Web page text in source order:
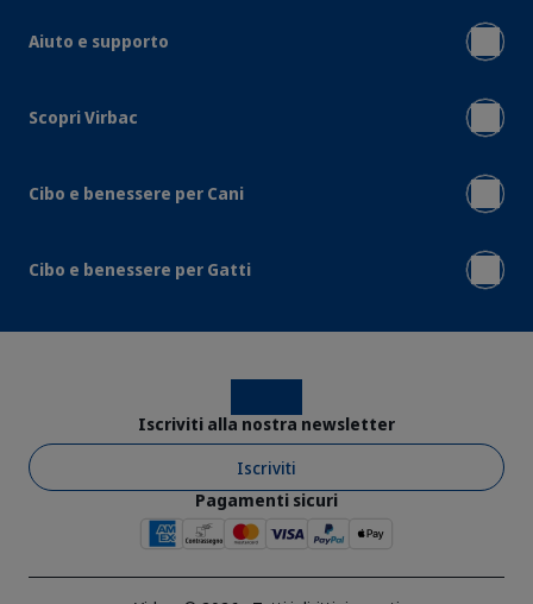
Aiuto e supporto
Scopri Virbac
Cibo e benessere per Cani
Cibo e benessere per Gatti
Iscriviti alla nostra newsletter
Iscriviti
Pagamenti sicuri